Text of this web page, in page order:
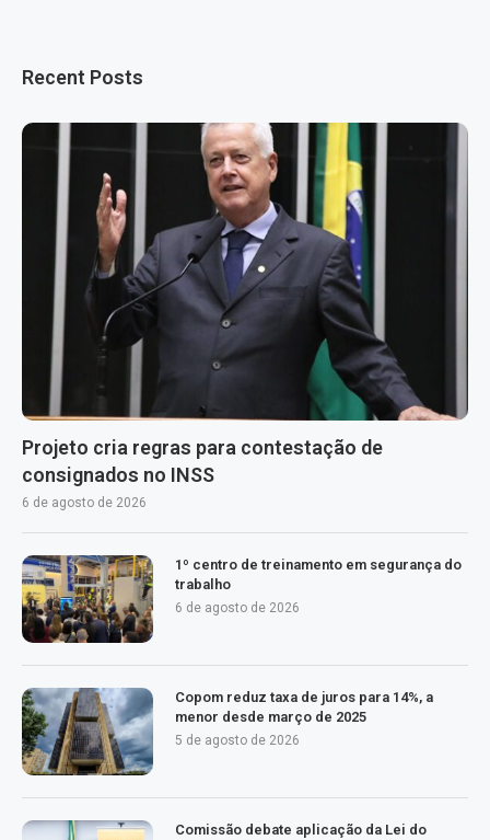
Recent Posts
Projeto cria regras para contestação de
consignados no INSS
6 de agosto de 2026
1º centro de treinamento em segurança do
trabalho
6 de agosto de 2026
Copom reduz taxa de juros para 14%, a
menor desde março de 2025
5 de agosto de 2026
Comissão debate aplicação da Lei do